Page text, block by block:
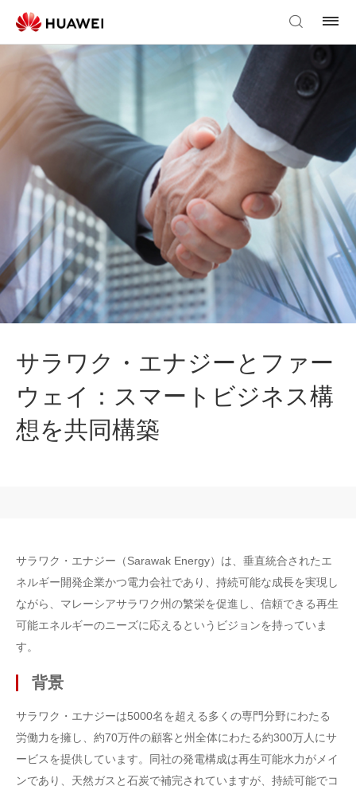
サラワク・エナジーとファー
ウェイ：スマートビジネス構
想を共同構築
サラワク・エナジー（Sarawak Energy）は、垂直統合されたエ
ネルギー開発企業かつ電力会社であり、持続可能な成長を実現し
ながら、マレーシアサラワク州の繁栄を促進し、信頼できる再生
可能エネルギーのニーズに応えるというビジョンを持っていま
す。
背景
サラワク・エナジーは5000名を超える多くの専門分野にわたる
労働力を擁し、約70万件の顧客と州全体にわたる約300万人にサ
ービスを提供しています。同社の発電構成は再生可能水力がメイ
ンであり、天然ガスと石炭で補完されていますが、持続可能でコ